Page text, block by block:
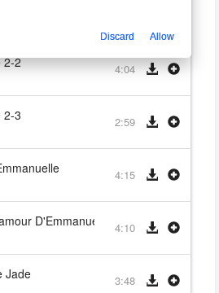
2-2 4:04
2-3 2:59
4:15
D'Emmanuelle 4:10
Jade 3:48
Discard Allow